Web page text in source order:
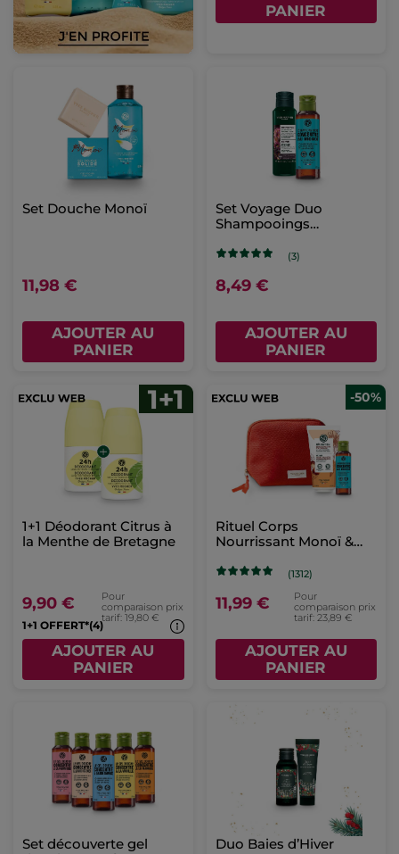
PANIER
Set Douche Monoï
11,98 €
AJOUTER AU
PANIER
Set Voyage Duo
Shampooings
(3)
8,49 €
AJOUTER AU
PANIER
1+1 Déodorant Citrus à
la Menthe de Bretagne
9,90 €
Pour
comparaison prix
tarif: 19,80 €
1+1 OFFERT*(4)
AJOUTER AU
PANIER
-50%
Rituel Corps
Nourrissant Monoï &
(1312)
11,99 €
Pour
comparaison prix
tarif: 23,89 €
AJOUTER AU
PANIER
Set découverte gel
Duo Baies d’Hiver